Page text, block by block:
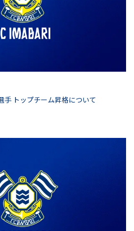
手 トップチーム昇格について